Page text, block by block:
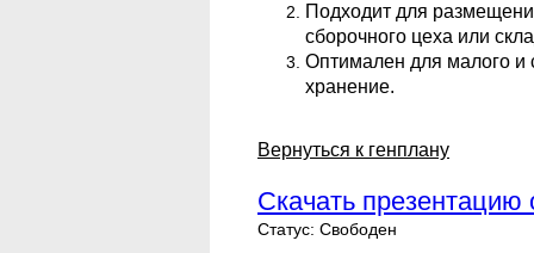
Подходит для
сборочного цеха или
Оптимален для малого и
хранение.
Вернуться к генплану
Скачать презентацию
Статус: Свободен